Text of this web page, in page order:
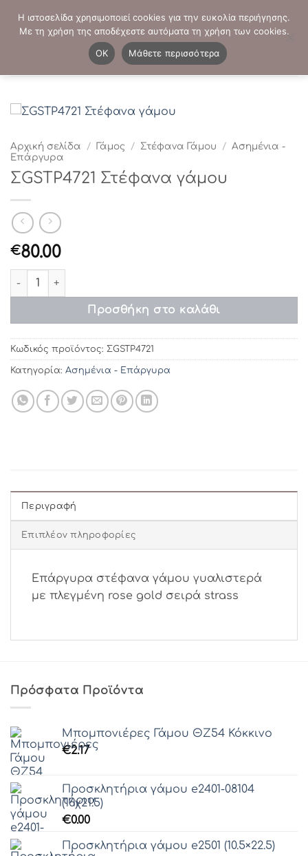
στο
ΤΗΛΕΦΩΝΙΚΕΣ ΠΑΡΑΓΓΕΛΙΕΣ: - 2103821941
Αρχική σελίδα / Γάμος / Στέφανα Γάμου / Ασημένια -
Επάργυρα
ΣGSTP4721 Στέφανα γάμου
€80.00
ΣGSTP4721 Στέφανα γάμου ποσότητα
Προσθήκη στο καλάθι
Κωδικός προϊόντος: ΣGSTP4721
Κατηγορία: Ασημένια - Επάργυρα
Περιγραφή
Επιπλέον πληροφορίες
Επάργυρα στέφανα γάμου γυαλιστερά
με πλεγμένη rose gold σειρά strass
Πρόσφατα Προϊόντα
Μπομπονιέρες Γάμου ΘZ54 Κόκκινο
€2.17
Προσκλητήρια γάμου e2401-08104
(16χ21.5)
€0.00
Προσκλητήρια γάμου e2501 (10.5×22.5)
Η ιστοσελίδα χρησιμοποιεί cookies για την ευκολία περιήγησης.
Με τη χρήση της αποδέχεστε αυτόματα τη χρήση των cookies.
OK
Μάθετε περισσότερα